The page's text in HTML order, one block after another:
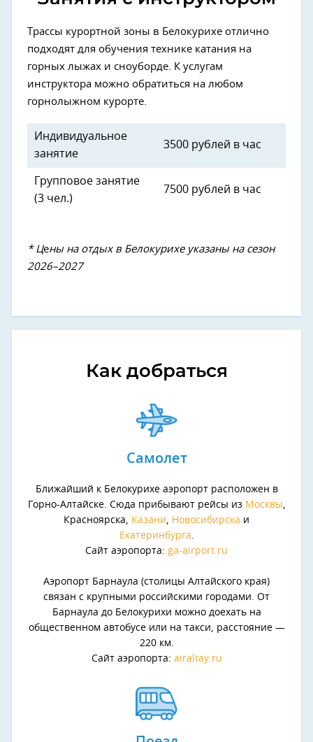
Трассы курортной зоны в Белокурихе отлично
подходят для обучения технике катания на
горных лыжах и сноуборде. К услугам
инструктора можно обратиться на любом
горнолыжном курорте.
Индивидуальное
занятие
3500 рублей в час
Групповое занятие
(3 чел.)
7500 рублей в час
* Цены на отдых в Белокурихе указаны на сезон
2026–2027
Как добраться
Самолет
Ближайший к Белокурихе аэропорт расположен в
Горно-Алтайске. Сюда прибывают рейсы из Москвы
Красноярска,
Казани Новосибирска и
Екатеринбурга
Сайт аэропорта: ga-airport.ru
Аэропорт Барнаула (столицы Алтайского края)
связан с крупными российскими городами. От
Барнаула до Белокурихи можно доехать на
общественном автобусе или на такси, расстояние —
220 км.
Сайт аэропорта: airaltay.ru